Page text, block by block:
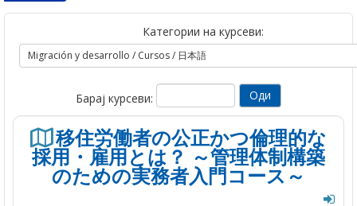
Категории на курсеви:
Барај курсеви:
移住労働者の公正かつ倫理的な
採用・雇用とは？ ～管理体制構築
のための実務者入門コース～